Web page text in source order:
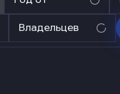
Владельцев